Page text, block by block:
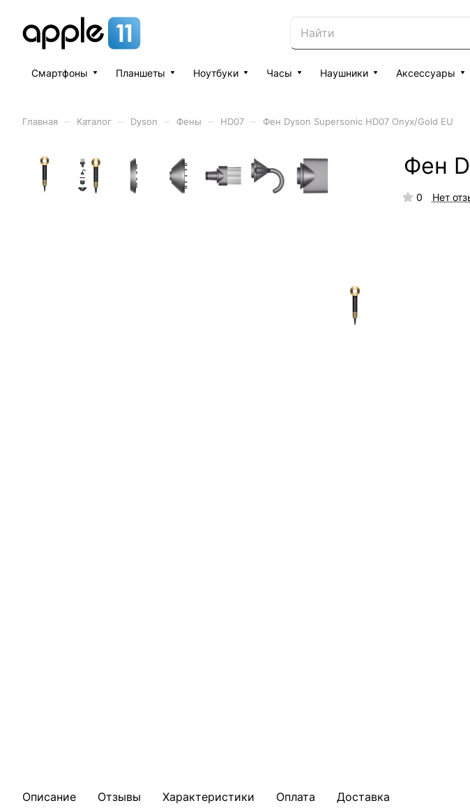
Смартфоны Планшеты Ноутбуки Часы Наушники Аксессуары
Главная Каталог Dyson Фены HD07 Фен Dyson Supersonic HD07 Onyx/Gold EU
Фен
0 Нет
Описание Отзывы Характеристики Оплата Доставка